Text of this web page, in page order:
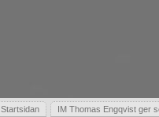
Startsidan IM Thomas Engqvist ger